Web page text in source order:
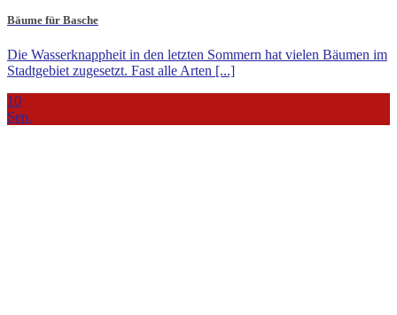
Bäume für Basche
Die Wasserknappheit in den letzten Sommern hat vielen Bäumen im
Stadtgebiet zugesetzt. Fast alle Arten [...]
10
Sep.